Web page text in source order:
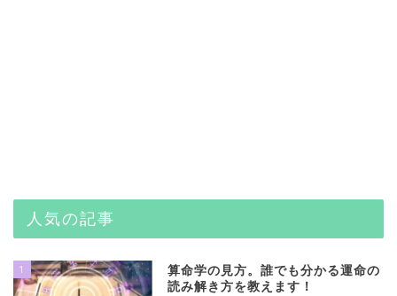
人気の記事
1
算命学の見方。誰でも分かる運命の
読み解き方を教えます！